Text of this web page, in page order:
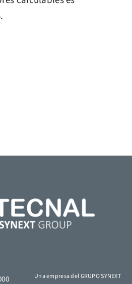
Una empresa del GRUPO SYNEXT